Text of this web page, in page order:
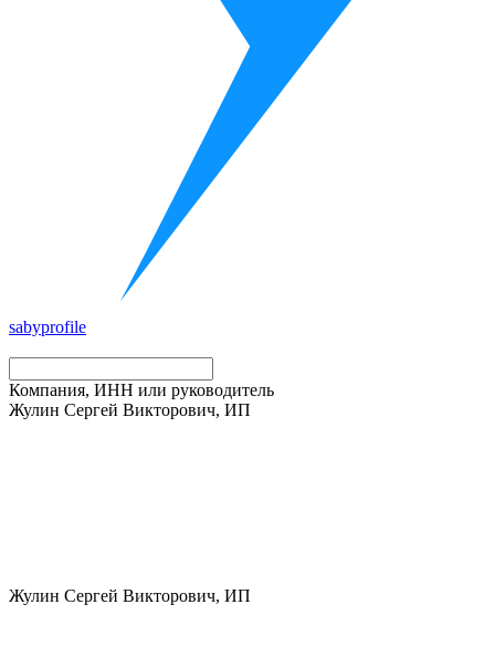
sabyprofile
Компания, ИНН или руководитель
Жулин Сергей Викторович, ИП
Жулин Сергей Викторович, ИП